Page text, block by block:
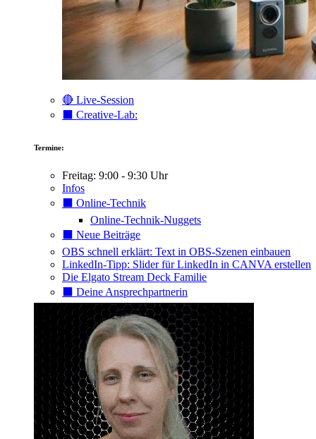
🔴 Live-Session
⬛️ Creative-Lab:
Termine:
Freitag: 9:00 - 9:30 Uhr
Infos
⬛️ Online-Technik
Online-Technik-Nuggets
⬛️ Neue Beiträge
OBS schnell erklärt: Text in OBS-Szenen einbauen
LinkedIn-Tipp: Slider für LinkedIn in CANVA erstellen
Die Elgato Stream Deck Familie
⬛️ Deine Ansprechpartnerin